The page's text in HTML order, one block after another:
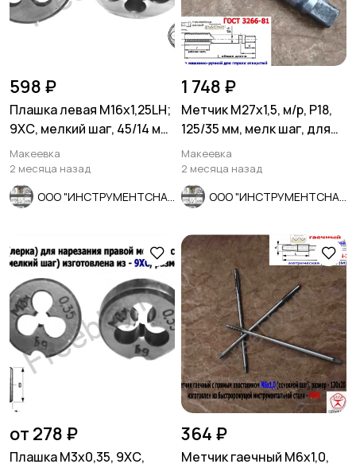
598 ₽
Плашка левая М16х1,25LH;
9ХС, мелкий шаг, 45/14 мм,
ГОСТ 7740-71.
Макеевка
2 месяца назад
1 748 ₽
Метчик М27х1,5, м/р, Р18,
125/35 мм, мелк шаг, для
скв и гл резьбы, СССР
Макеевка
2 месяца назад
от 278 ₽
Плашка М3х0,35, 9ХС,
364 ₽
Метчик гаечный М6х1,0,